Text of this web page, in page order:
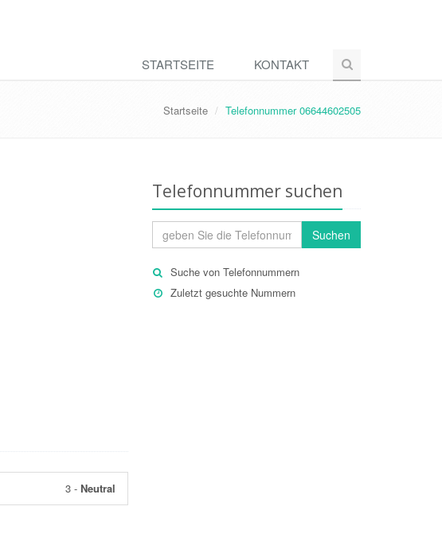
STARTSEITE KONTAKT
Startseite Telefonnummer 06644602505
3- Neutral
Telefonnummer suchen
Suchen
Suche von Telefonnummern
Zuletzt gesuchte Nummern